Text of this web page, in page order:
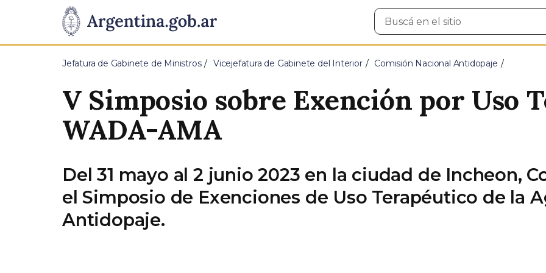
Presidencia
de
Pasar al contenido principal
Buscar
en
Jefatura de Gabinete de Ministros Vicejefatura de Gabinete del Interior Comisión Nacional Antidopaje
V Simposio sobre Exención por Uso
WADA-AMA
Del 31 mayo al 2 junio 2023 en la ciudad de Incheon,
el Simposio de Exenciones de Uso Terapéutico de la
Antidopaje.